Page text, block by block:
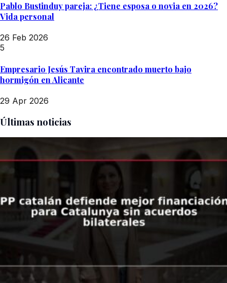
Pablo Bustinduy pareja: ¿Tiene esposa o novia en 2026?
Vida personal
26 Feb 2026
5
Empresario Jesús Tavira encontrado muerto bajo
hormigón en Alicante
29 Apr 2026
Últimas noticias